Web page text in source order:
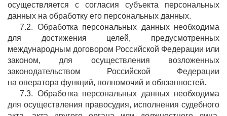
осуществляется с согласия субъекта персональных
данных на обработку его персональных данных.
7.2. Обработка персональных данных необходима
для достижения целей, предусмотренных
международным договором Российской Федерации или
законом, для осуществления возложенных
законодательством Российской Федерации
на оператора функций, полномочий и обязанностей.
7.3. Обработка персональных данных необходима
для осуществления правосудия, исполнения судебного